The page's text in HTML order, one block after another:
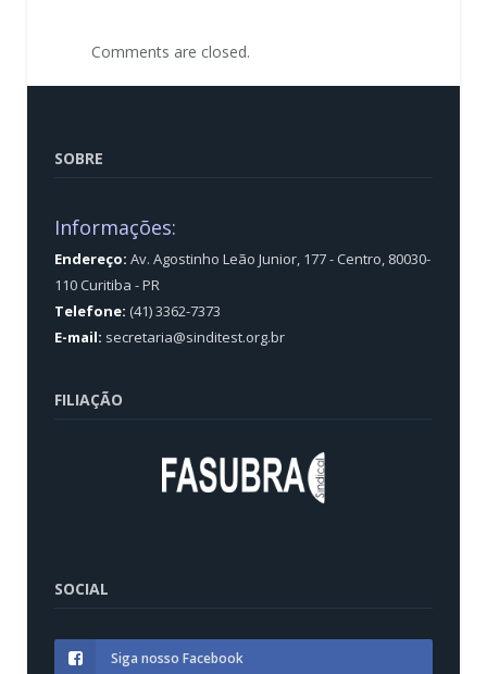
Comments are closed.
SOBRE
Informações:
Endereço: Av. Agostinho Leão Junior, 177 - Centro, 80030-
110 Curitiba - PR
Telefone: (41) 3362-7373
E-mail: secretaria@sinditest.org.br
FILIAÇÃO
SOCIAL
Siga nosso Facebook